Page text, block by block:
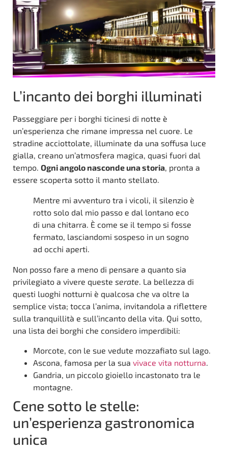
L’incanto dei borghi illuminati
Passeggiare per i borghi ticinesi di notte è
un’esperienza che rimane impressa nel cuore. Le
stradine acciottolate, illuminate da una soffusa luce
gialla, creano un’atmosfera magica, quasi fuori dal
tempo. Ogni angolo nasconde una storia, pronta a
essere scoperta sotto il manto stellato.
Mentre mi avventuro tra i vicoli, il silenzio è
rotto solo dal mio passo e dal lontano eco
di una chitarra. È come se il tempo si fosse
fermato, lasciandomi sospeso in un sogno
ad occhi aperti.
Non posso fare a meno di pensare a quanto sia
privilegiato a vivere queste serate. La bellezza di
questi luoghi notturni è qualcosa che va oltre la
semplice vista; tocca l’anima, invitandola a riflettere
sulla tranquillità e sull’incanto della vita. Qui sotto,
una lista dei borghi che considero imperdibili:
Morcote, con le sue vedute mozzafiato sul lago.
Ascona, famosa per la sua vivace vita notturna.
Gandria, un piccolo gioiello incastonato tra le
montagne.
Cene sotto le stelle:
un’esperienza gastronomica
unica